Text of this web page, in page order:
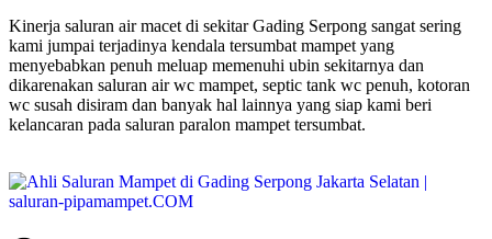
Kinerja saluran air macet di sekitar Gading Serpong sangat sering
kami jumpai terjadinya kendala tersumbat mampet yang
menyebabkan penuh meluap memenuhi ubin sekitarnya dan
dikarenakan saluran air wc mampet, septic tank wc penuh, kotoran
wc susah disiram dan banyak hal lainnya yang siap kami beri
kelancaran pada saluran paralon mampet tersumbat.